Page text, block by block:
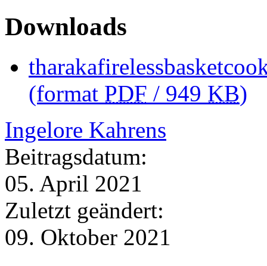
Downloads
(format PDF / 949 KB)
Ingelore Kahrens
Beitragsdatum:
05. April 2021
Zuletzt geändert:
09. Oktober 2021